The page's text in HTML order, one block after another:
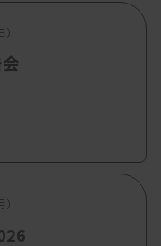
院で職員と意見交
増やした経験があ
の皆さんと一緒に
できる」と述べ
）医療技術部長。
所属。